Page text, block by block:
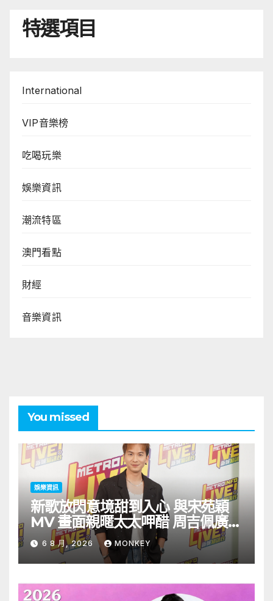
特選項目
International
VIP音樂榜
吃喝玩樂
娛樂資訊
潮流特區
澳門看點
財經
音樂資訊
You missed
娛樂資訊
新歌放閃意境甜到入心 與宋苑穎
MV 畫面親暱太太呷醋 周吉佩廣州
一日三場熱血 Busking
6 8 月, 2026 MONKEY